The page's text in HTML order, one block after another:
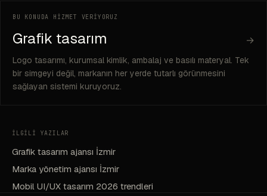
BU KONUDA HİZMET VERİYORUZ
Grafik tasarım →
Logo tasarımı, kurumsal kimlik, ambalaj ve basılı materyal. Tek
bir simgeyi değil, markanın her yerde tutarlı görünmesini
sağlayan sistemi kuruyoruz.
İLGİLİ YAZILAR
Grafik tasarım ajansı İzmir
Marka yönetim ajansı İzmir
Mobil UI/UX tasarım 2026 trendleri